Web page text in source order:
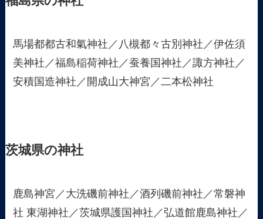
馬場都都古和氣神社／八槻都々古別神社／伊佐須
美神社／福島稲荷神社／蚕養国神社／諏方神社／
安積国造神社／開成山大神宮／二本松神社
茨城県の神社
鹿島神宮／大洗磯前神社／酒列磯前神社／常磐神
社 東湖神社／茨城県護国神社／弘道館鹿島神社／